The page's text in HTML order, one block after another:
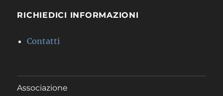
RICHIEDICI INFORMAZIONI
Contatti
Associazione